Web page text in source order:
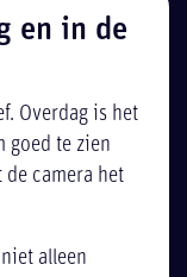
en in de
Overdag is het
goed te zien
de camera het
alleen